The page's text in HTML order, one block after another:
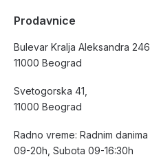
Prodavnice
Bulevar Kralja Aleksandra 246,
11000 Beograd
Svetogorska 41,
11000 Beograd
Radno vreme: Radnim danima
09-20h, Subota 09-16:30h